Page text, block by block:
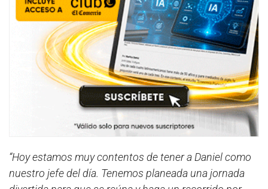
“Hoy estamos muy contentos de tener a Daniel como
nuestro jefe del día. Tenemos planeada una jornada